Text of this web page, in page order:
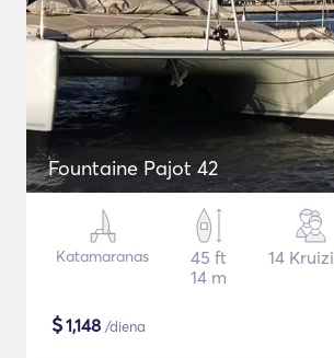
Fountaine Pajot 42
Katamaranas
45 ft
14 m
14
$1,148 /diena